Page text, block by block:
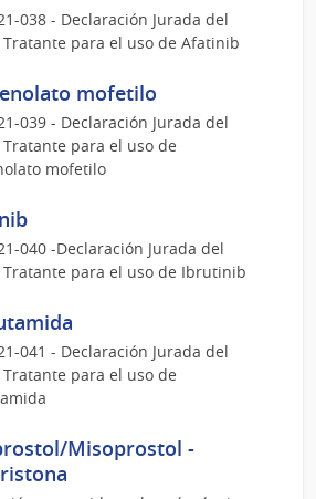
038 - Declaración Jurada del
Tratante para el uso de Afatinib
mofetilo
039 - Declaración Jurada del
para el uso de
mofetilo
040 -Declaración Jurada del
Tratante para el uso de Ibrutinib
041 - Declaración Jurada del
para el uso de
Misoprostol -